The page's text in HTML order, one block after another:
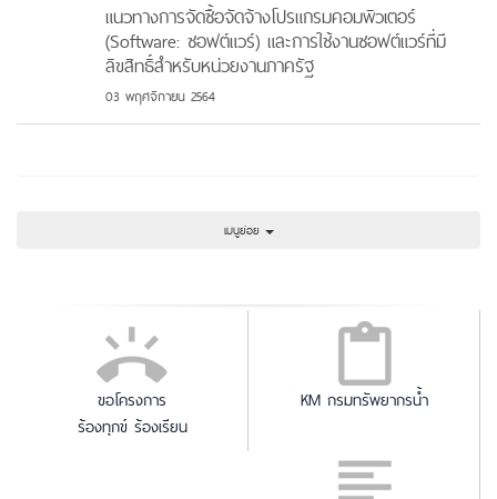
แนวทางการจัดซื้อจัดจ้างโปรแกรมคอมพิวเตอร์
(Software: ซอฟต์แวร์) และการใช้งานซอฟต์แวร์ที่มี
ลิขสิทธิ์สำหรับหน่วยงานภาครัฐ
03 พฤศจิกายน 2564
เมนูย่อย
ขอโครงการ
ร้องทุกข์ ร้องเรียน
KM กรมทรัพยากรน้ำ